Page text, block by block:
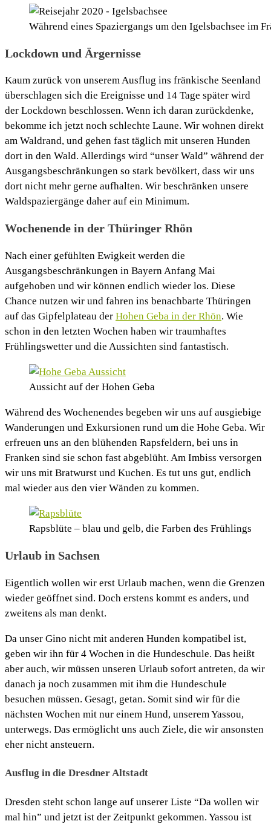
Während eines Spaziergangs um den Igelsbachsee im
Lockdown und Ärgernisse
Kaum zurück von unserem Ausflug ins fränkische Seenland
überschlagen sich die Ereignisse und 14 Tage später wird
der Lockdown beschlossen. Wenn ich daran zurückdenke,
bekomme ich jetzt noch schlechte Laune. Wir wohnen direkt
am Waldrand, und gehen fast täglich mit unseren Hunden
dort in den Wald. Allerdings wird “unser Wald” während der
Ausgangsbeschränkungen so stark bevölkert, dass wir uns
dort nicht mehr gerne aufhalten. Wir beschränken unsere
Waldspaziergänge daher auf ein Minimum.
Wochenende in der Thüringer Rhön
Nach einer gefühlten Ewigkeit werden die
Ausgangsbeschränkungen in Bayern Anfang Mai
aufgehoben und wir können endlich wieder los. Diese
Chance nutzen wir und fahren ins benachbarte Thüringen
auf das Gipfelplateau der Hohen Geba in der Rhön. Wie
schon in den letzten Wochen haben wir traumhaftes
Frühlingswetter und die Aussichten sind fantastisch.
Aussicht auf der Hohen Geba
Während des Wochenendes begeben wir uns auf ausgiebige
Wanderungen und Exkursionen rund um die Hohe Geba. Wir
erfreuen uns an den blühenden Rapsfeldern, bei uns in
Franken sind sie schon fast abgeblüht. Am Imbiss versorgen
wir uns mit Bratwurst und Kuchen. Es tut uns gut, endlich
mal wieder aus den vier Wänden zu kommen.
Rapsblüte – blau und gelb, die Farben des Frühlings
Urlaub in Sachsen
Eigentlich wollen wir erst Urlaub machen, wenn die Grenzen
wieder geöffnet sind. Doch erstens kommt es anders, und
zweitens als man denkt.
Da unser Gino nicht mit anderen Hunden kompatibel ist,
geben wir ihn für 4 Wochen in die Hundeschule. Das heißt
aber auch, wir müssen unseren Urlaub sofort antreten, da wir
danach ja noch zusammen mit ihm die Hundeschule
besuchen müssen. Gesagt, getan. Somit sind wir für die
nächsten Wochen mit nur einem Hund, unserem Yassou,
unterwegs. Das ermöglicht uns auch Ziele, die wir ansonsten
eher nicht ansteuern.
Ausflug in die Dresdner Altstadt
Dresden steht schon lange auf unserer Liste “Da wollen wir
mal hin” und jetzt ist der Zeitpunkt gekommen. Yassou ist